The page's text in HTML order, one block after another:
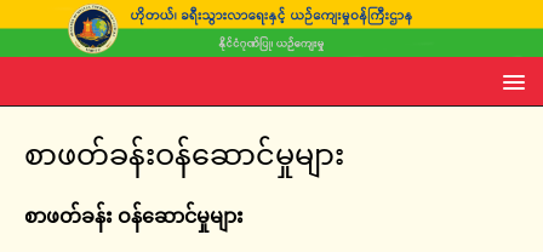
စာဖတ်ခန်းဝန်ဆောင်မှုများ
စာဖတ်ခန်း ဝန်ဆောင်မှုများ